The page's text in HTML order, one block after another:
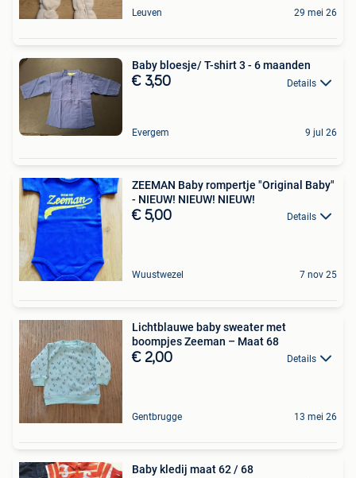
Leuven 29 mei 26
Baby bloesje/ T-shirt 3 - 6 maanden
€ 3,50 Details
Evergem 9 jul 26
ZEEMAN Baby rompertje "Original Baby"
- NIEUW! NIEUW! NIEUW!
€ 5,00 Details
Wuustwezel 7 nov 25
Lichtblauwe baby sweater met
boompjes Zeeman – Maat 68
€ 2,00 Details
Gentbrugge 13 mei 26
Baby kledij maat 62 / 68